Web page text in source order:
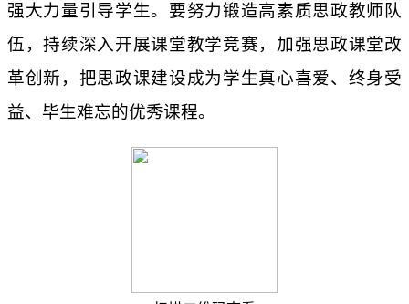
强大力量引导学生。要努力锻造高素质思政教师队
伍，持续深入开展课堂教学竞赛，加强思政课堂改
革创新，把思政课建设成为学生真心喜爱、终身受
益、毕生难忘的优秀课程。